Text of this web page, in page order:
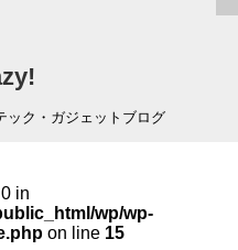
ック・ガジェットブログ
in
wp/wp-
on line 15